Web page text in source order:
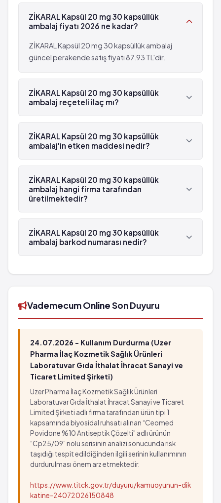
ZİKARAL Kapsül 20 mg 30 kapsüllük
ambalaj fiyatı 2026 ne kadar?
ZİKARAL Kapsül 20 mg 30 kapsüllük ambalaj
güncel perakende satış fiyatı 87.93 TL'dir.
ZİKARAL Kapsül 20 mg 30 kapsüllük
ambalaj reçeteli ilaç mı?
Evet, ZİKARAL Kapsül 20 mg 30 kapsüllük ambalaj
beyaz reçetelidir.
ZİKARAL Kapsül 20 mg 30 kapsüllük
ambalaj'in etken maddesi nedir?
ZİKARAL Kapsül 20 mg 30 kapsüllük ambalaj'in
etken maddesi Tenoksikam 'dür.
ZİKARAL Kapsül 20 mg 30 kapsüllük
ambalaj hangi firma tarafından
üretilmektedir?
ZİKARAL Kapsül 20 mg 30 kapsüllük ambalaj ,
Sanovel tarafından üretilmektedir.
ZİKARAL Kapsül 20 mg 30 kapsüllük
ambalaj barkod numarası nedir?
barkod numarası 8699536150031'tür.
Vademecum Online Son Duyuru
24.07.2026 - Kullanım Durdurma (Uzer
Pharma İlaç Kozmetik Sağlık Ürünleri
Laboratuvar Gıda İthalat İhracat Sanayi ve
Ticaret Limited Şirketi)
Uzer Pharma İlaç Kozmetik Sağlık Ürünleri
Laboratuvar Gıda İthalat İhracat Sanayi ve Ticaret
Limited Şirketi adlı firma tarafından ürün tipi 1
kapsamında biyosidal ruhsatı alınan “Ceomed
Povidone %10 Antiseptik Çözelti” adlı ürünün
“Cp25/09” nolu serisinin analizi sonucunda risk
taşıdığı tespit edildiğinden ilgili serinin kullanımının
durdurulması önem arz etmektedir.
https://www.titck.gov.tr/duyuru/kamuoyunun-dik
katine-24072026150848